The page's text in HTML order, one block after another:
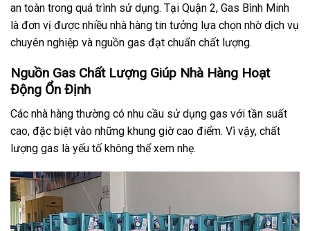
an toàn trong quá trình sử dụng. Tại Quận 2, Gas Bình Minh
là đơn vị được nhiều nhà hàng tin tưởng lựa chọn nhờ dịch vụ
chuyên nghiệp và nguồn gas đạt chuẩn chất lượng.
Nguồn Gas Chất Lượng Giúp Nhà Hàng Hoạt
Động Ổn Định
Các nhà hàng thường có nhu cầu sử dụng gas với tần suất
cao, đặc biệt vào những khung giờ cao điểm. Vì vậy, chất
lượng gas là yếu tố không thể xem nhẹ.